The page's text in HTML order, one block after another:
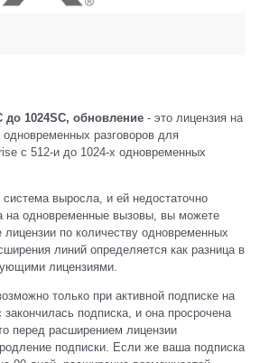
до 1024SC, обновление - это лицензия на
разговоров для
с 512-и до 1024-х одновременных
выросла, и ей недостаточно
на одновременные вызовы, вы можете
лицензии по количеству одновременных
линий определяется как разница в
лицензиями.
только при активной подписке на
подписка, и она просрочена
перед расширением лицензии
подписки. Если же ваша подписка